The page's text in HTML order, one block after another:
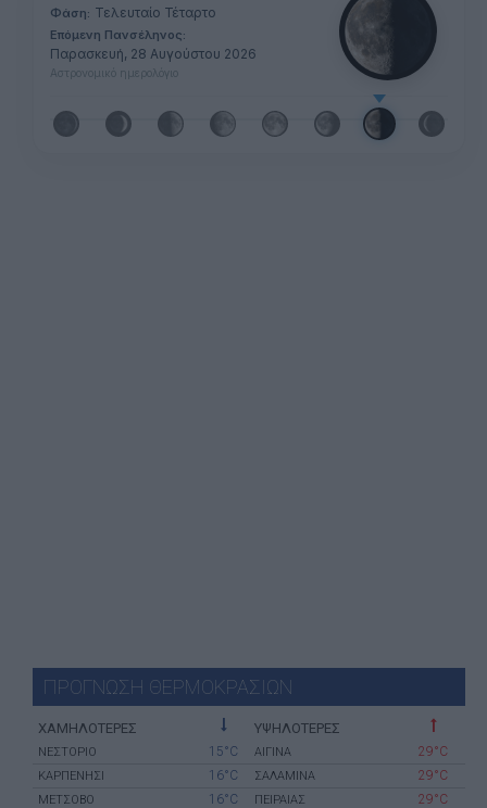
Φάση: Τελευταίο Τέταρτο
Επόμενη Πανσέληνος:
Παρασκευή, 28 Αυγούστου 2026
Αστρονομικό ημερολόγιο
ΠΡΟΓΝΩΣΗ ΘΕΡΜΟΚΡΑΣΙΩΝ
ΧΑΜΗΛΟΤΕΡΕΣ
ΝΕΣΤΟΡΙΟ 15°C
ΚΑΡΠΕΝΗΣΙ 16°C
ΜΕΤΣΟΒΟ 16°C
ΥΨΗΛΟΤΕΡΕΣ
ΑΙΓΙΝΑ 29°C
ΣΑΛΑΜΙΝΑ 29°C
ΠΕΙΡΑΙΑΣ 29°C